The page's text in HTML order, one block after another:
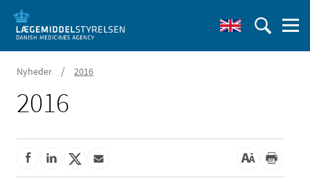
Nyheder / 2016
2016